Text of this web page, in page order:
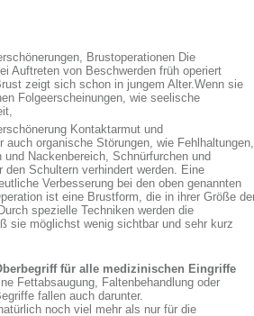
Brustoperationen Die
Auftreten von Beschwerden früh operiert
zeigt sich schon in jungem Alter.Wenn sie
Folgeerscheinungen, wie seelische
Kontaktarmut und
auch organische Störungen, wie Fehlhaltungen,
Nackenbereich, Schnürfurchen und
Schultern verhindert werden. Eine
Verbesserung bei den oben genannten
ist eine Brustform, die in ihrer Größe
spezielle Techniken werden die
sie möglichst wenig sichtbar und sehr kurz
für alle medizinischen Eingriffe
Fettabsaugung, Faltenbehandlung oder
fallen auch darunter.
noch viel mehr als nur für die